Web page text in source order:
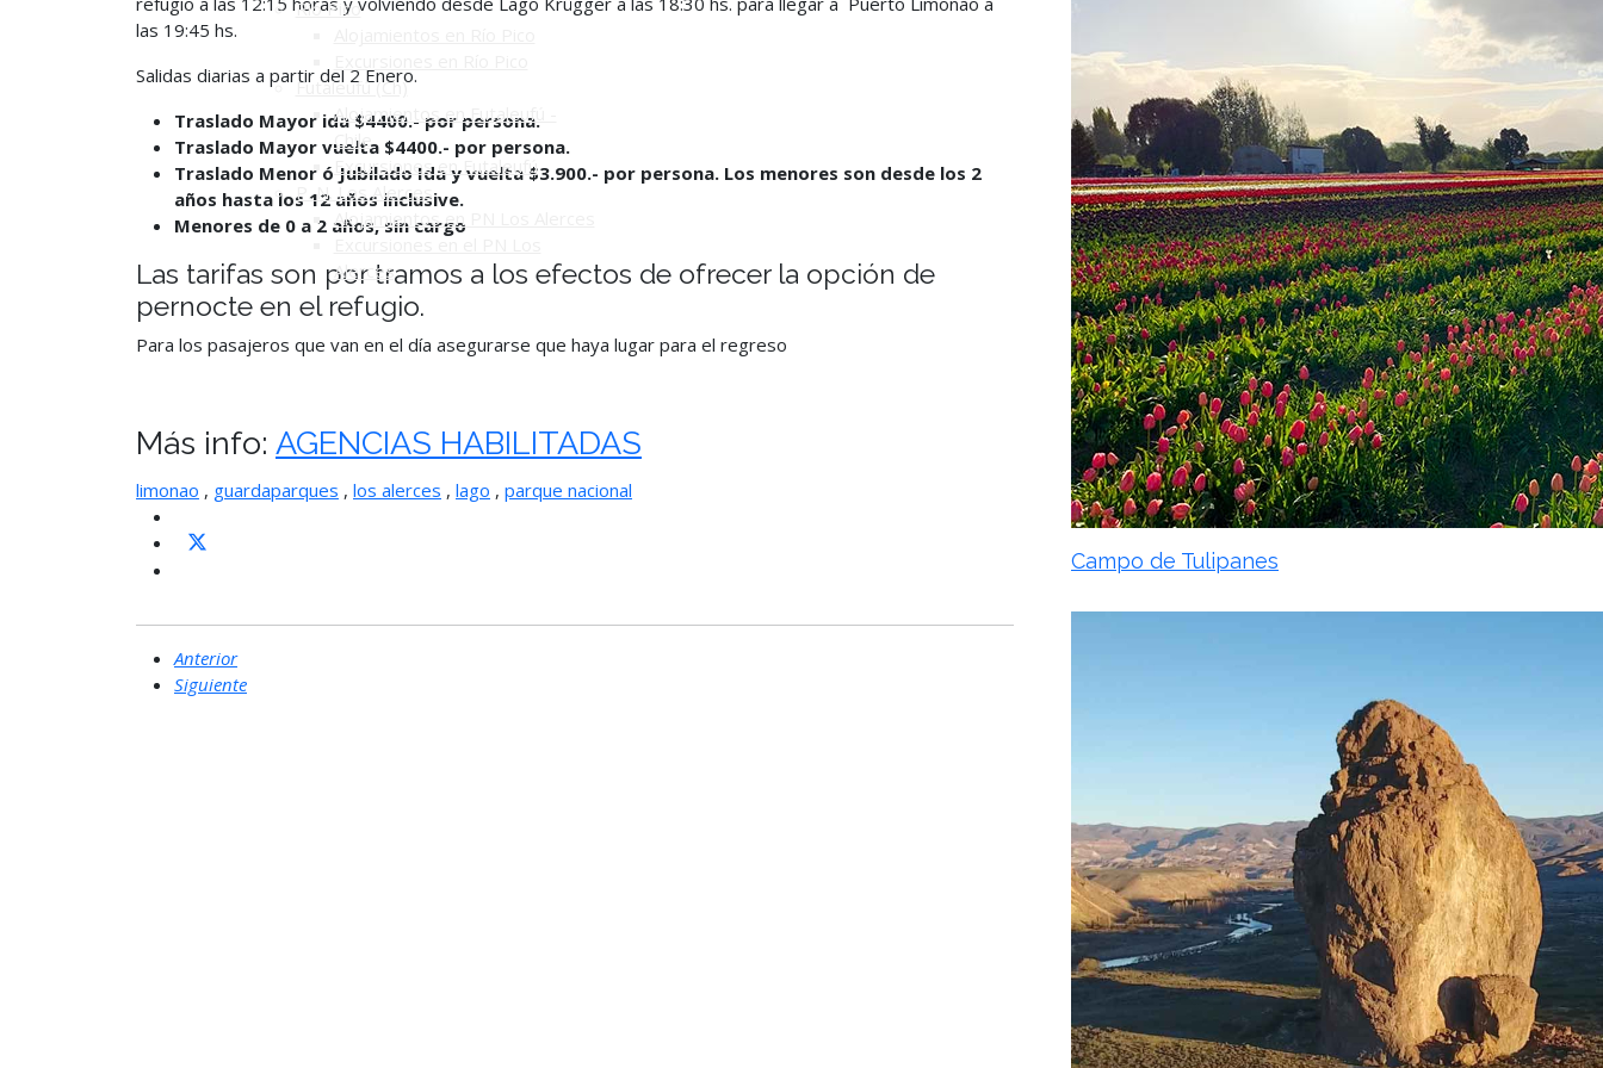
Río Pico
Futaleufú (Ch)
Alojamientos en Futaleufú -
Chile
Excursiones en Futaleufú
P. N. Los Alerces
Alojamientos en PN Los Alerces
Alerces
las 19:45 hs.
Salidas diarias a partir del 2 Enero.
Traslado Mayor ida $4400.- por persona.
Traslado Mayor vuelta $4400.- por persona.
Traslado Menor ó Jubilado Ida y vuelta $3.900.- por persona. Los menores son desde los 2
años hasta los 12 años inclusive.
Menores de 0 a 2 años, sin cargo
Las tarifas son por tramos a los efectos de ofrecer la opción de
pernocte en el refugio.
Para los pasajeros que van en el día asegurarse que haya lugar para el regreso
Más info: AGENCIAS HABILITADAS
limonao , guardaparques , los alerces , lago , parque nacional
Anterior
Siguiente
Campo de Tulipanes